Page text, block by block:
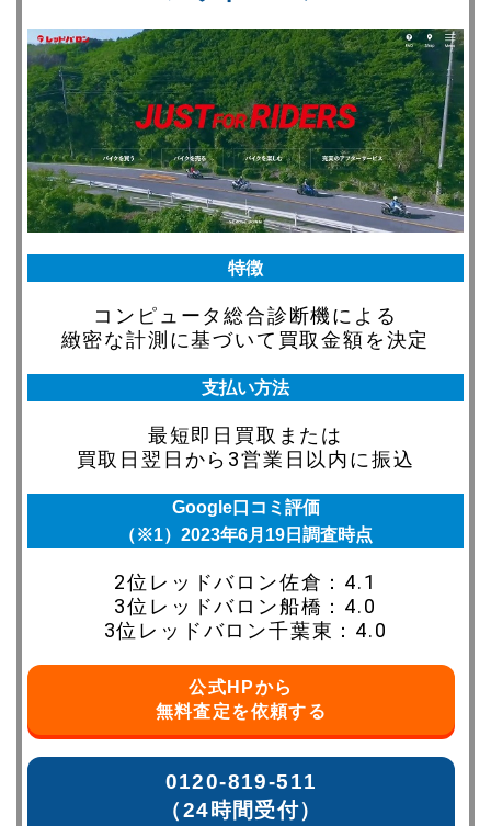
特徴
コンピュータ総合診断機による
緻密な計測に基づいて買取金額を決定
支払い方法
最短即日買取または
買取日翌日から3営業日以内に振込
Google口コミ評価
（※1）2023年6月19日調査時点
2位レッドバロン佐倉：4.1
3位レッドバロン船橋：4.0
3位レッドバロン千葉東：4.0
公式HPから
無料査定を依頼する
0120-819-511
（24時間受付）